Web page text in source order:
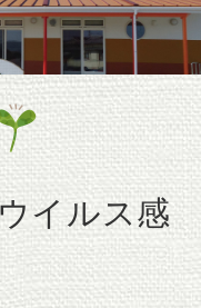
t
n
イルス感